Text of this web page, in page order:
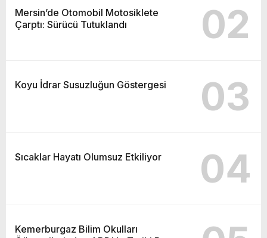
Mersin’de Otomobil Motosiklete
Çarptı: Sürücü Tutuklandı
02
Koyu İdrar Susuzluğun Göstergesi 03
Sıcaklar Hayatı Olumsuz Etkiliyor 04
Kemerburgaz Bilim Okulları